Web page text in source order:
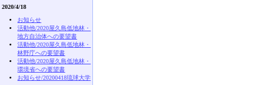
2020/4/18
お知らせ
活動他/2020屋久島低地林・
地方自治体への要望書
活動他/2020屋久島低地林・
林野庁への要望書
活動他/2020屋久島低地林・
環境省への要望書
お知らせ/20200418琉球大学